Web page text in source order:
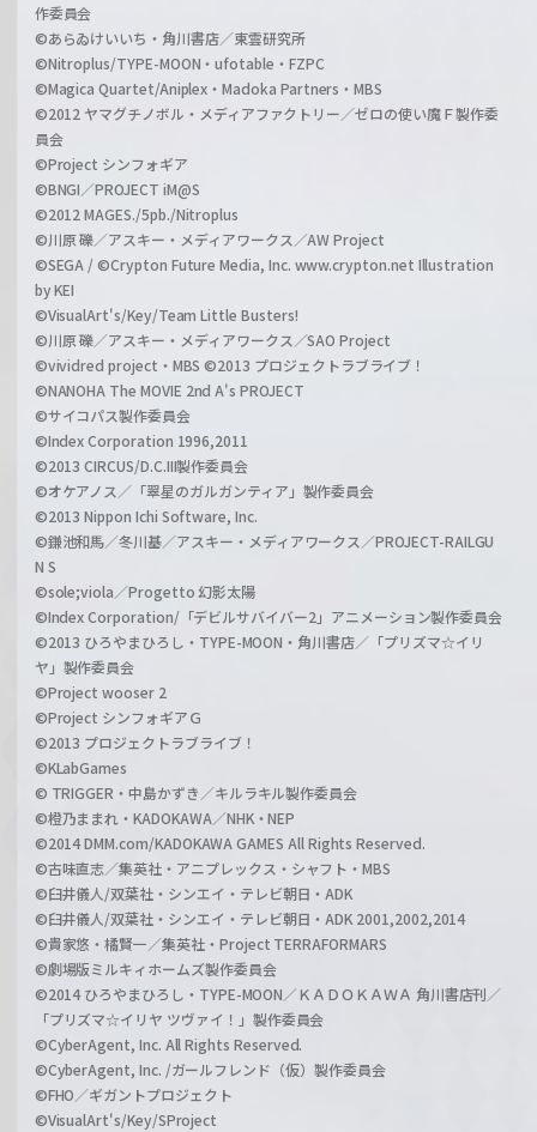
作委員会
©あらゐけいいち・角川書店／東雲研究所
©Nitroplus/TYPE-MOON・ufotable・FZPC
©Magica Quartet/Aniplex・Madoka Partners・MBS
©2012 ヤマグチノボル・メディアファクトリー／ゼロの使い魔Ｆ製作委
員会
©Project シンフォギア
©BNGI／PROJECT iM@S
©2012 MAGES./5pb./Nitroplus
©川原 礫／アスキー・メディアワークス／AW Project
©SEGA / ©Crypton Future Media, Inc. www.crypton.net Illustration
by KEI
©VisualArt's/Key/Team Little Busters!
©川原 礫／アスキー・メディアワークス／SAO Project
©vividred project・MBS ©2013 プロジェクトラブライブ！
©NANOHA The MOVIE 2nd A's PROJECT
©サイコパス製作委員会
©Index Corporation 1996,2011
©2013 CIRCUS/D.C.III製作委員会
©オケアノス／「翠星のガルガンティア」製作委員会
©2013 Nippon Ichi Software, Inc.
©鎌池和馬／冬川基／アスキー・メディアワークス／PROJECT-RAILGU
N S
©sole;viola／Progetto 幻影太陽
©Index Corporation/「デビルサバイバー2」アニメーション製作委員会
©2013 ひろやまひろし・TYPE-MOON・角川書店／「プリズマ☆イリ
ヤ」製作委員会
©Project wooser 2
©Project シンフォギアＧ
©2013 プロジェクトラブライブ！
©KLabGames
© TRIGGER・中島かずき／キルラキル製作委員会
©橙乃ままれ・KADOKAWA／NHK・NEP
©2014 DMM.com/KADOKAWA GAMES All Rights Reserved.
©古味直志／集英社・アニプレックス・シャフト・MBS
©臼井儀人/双葉社・シンエイ・テレビ朝日・ADK
©臼井儀人/双葉社・シンエイ・テレビ朝日・ADK 2001,2002,2014
©貴家悠・橘賢一／集英社・Project TERRAFORMARS
©劇場版ミルキィホームズ製作委員会
©2014 ひろやまひろし・TYPE-MOON／ＫＡＤＯＫＡＷＡ 角川書店刊／
「プリズマ☆イリヤ ツヴァイ！」製作委員会
©CyberAgent, Inc. All Rights Reserved.
©CyberAgent, Inc. /ガールフレンド（仮）製作委員会
©FHO／ギガントプロジェクト
©VisualArt's/Key/SProject